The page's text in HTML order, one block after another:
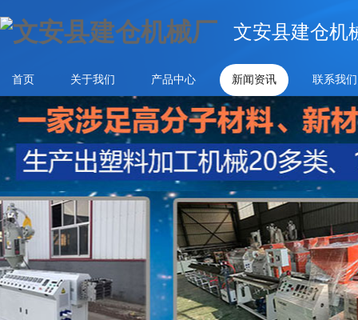
文安县建仓机
首页 关于我们 产品中心 新闻资讯 联系我们